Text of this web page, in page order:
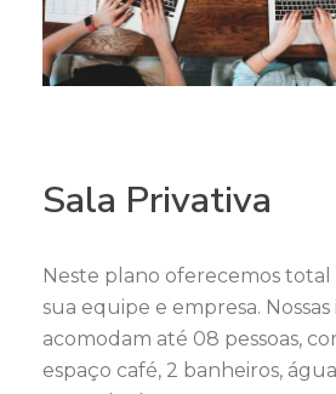
Sala Privativa
Neste plano oferecemos total
sua equipe e empresa.
acomodam até 08 pessoas,
espaço café, 2 banheiros,